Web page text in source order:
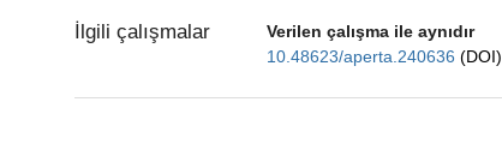
İlgili çalışmalar
Verilen çalışma ile aynıdır
10.48623/aperta.240636 (DOI)